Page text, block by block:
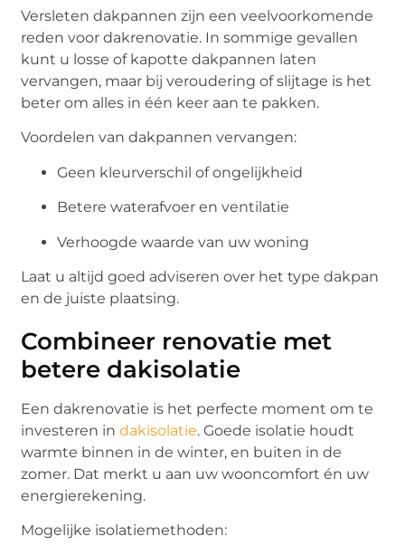
Versleten dakpannen zijn een veelvoorkomende
reden voor dakrenovatie. In sommige gevallen
kunt u losse of kapotte dakpannen laten
vervangen, maar bij veroudering of slijtage is het
beter om alles in één keer aan te pakken.
Voordelen van dakpannen vervangen:
Geen kleurverschil of ongelijkheid
Betere waterafvoer en ventilatie
Verhoogde waarde van uw woning
Laat u altijd goed adviseren over het type dakpan
en de juiste plaatsing.
Combineer renovatie met
betere dakisolatie
Een dakrenovatie is het perfecte moment om te
investeren indakisolatie. Goede isolatie houdt
warmte binnen in de winter, en buiten in de
zomer. Dat merkt u aan uw wooncomfort én uw
energierekening.
Mogelijke isolatiemethoden: